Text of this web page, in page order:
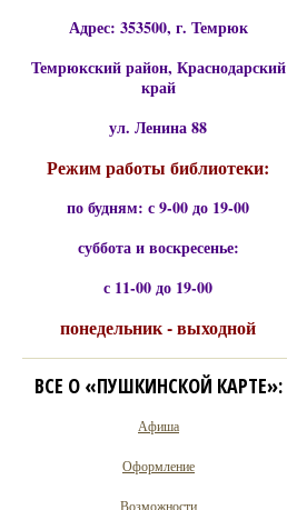
Адрес: 353500, г. Темрюк
Темрюкский район, Краснодарский
край
ул. Ленина 88
Режим работы библиотеки:
по будням: с 9-00 до 19-00
суббота и воскресенье:
с 11-00 до 19-00
понедельник - выходной
ВСЕ О «ПУШКИНСКОЙ КАРТЕ»:
Афиша
Оформление
Возможности